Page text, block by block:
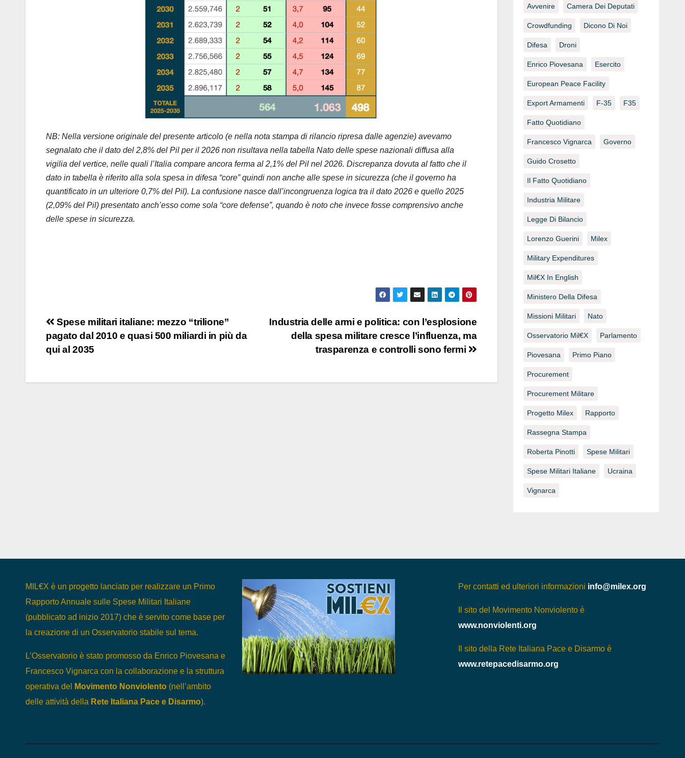
NB: Nella versione originale del presente articolo (e nella nota stampa di rilancio ripresa dalle agenzie) avevamo
segnalato che il dato del 2,8% del Pil per il 2026 non risultava nella tabella Nato delle spese nazionali diffusa alla
vigilia del vertice, nelle quali l’Italia compare ancora ferma al 2,1% del Pil nel 2026. Discrepanza dovuta al fatto che il
dato in tabella è riferito alla sola spesa in difesa “core” quindi non anche alle spese in sicurezza (che il governo ha
quantificato in un ulteriore 0,7% del Pil). La confusione nasce dall’incongruenza logica tra il dato 2026 e quello 2025
(2,09% del Pil) presentato anch’esso come sola “core defense”, quando è noto che invece fosse comprensivo anche
delle spese in sicurezza.
Navigazione
articoli
Industria delle armi e politica: con l’esplosione
della spesa militare cresce l’influenza, ma
trasparenza e controlli sono fermi
Spese militari italiane: mezzo “trilione”
pagato dal 2010 e quasi 500 miliardi in più da
qui al 2035
Avvenire Camera Dei Deputati
Crowdfunding Dicono Di Noi
Difesa Droni
Enrico Piovesana Esercito
European Peace Facility
Export Armamenti F-35 F35
Fatto Quotidiano
Francesco Vignarca Governo
Guido Crosetto
Il Fatto Quotidiano
Industria Militare
Legge Di Bilancio
Lorenzo Guerini Milex
Military Expenditures
Mil€x In English
Ministero Della Difesa
Missioni Militari Nato
Osservatorio Mil€x Parlamento
Piovesana Primo Piano
Procurement
Procurement Militare
Progetto Milex Rapporto
Rassegna Stampa
Roberta Pinotti Spese Militari
Spese Militari Italiane Ucraina
Vignarca
MIL€X è un progetto lanciato per realizzare un Primo
Rapporto Annuale sulle Spese Militari Italiane
(pubblicato ad inizio 2017) che è servito come base per
la creazione di un Osservatorio stabile sul tema.
L’Osservatorio è stato promosso da Enrico Piovesana e
Francesco Vignarca con la collaborazione e la struttura
operativa del
Movimento Nonviolento (nell’ambito
delle attività della Rete Italiana Pace e Disarmo).
Per contatti ed ulteriori informazioni info@milex.org
Il sito del Movimento Nonviolento è
www.nonviolenti.org
Il sito della Rete Italiana Pace e Disarmo è
www.retepacedisarmo.org